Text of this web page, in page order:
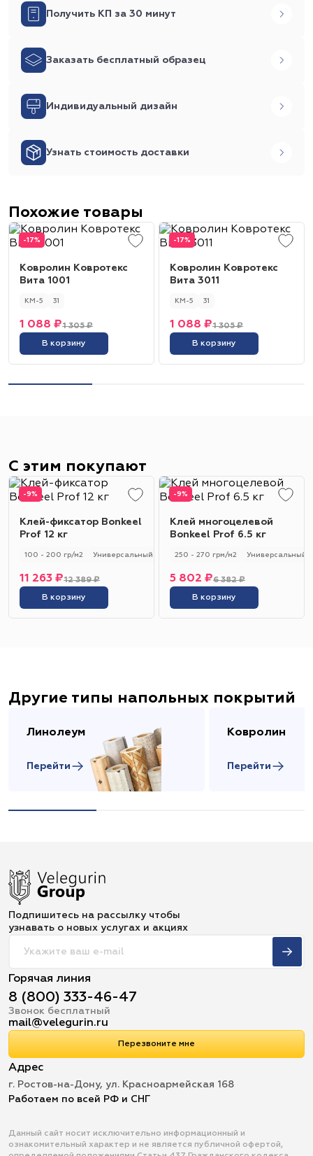
Получить КП за 30 минут
Заказать бесплатный образец
Индивидуальный дизайн
Узнать стоимость доставки
Похожие товары
-17%
Ковролин Ковротекс
Вита 1001
КМ-5 31
1 305 ₽
1 088 ₽
В корзину
-17%
Ковролин Ковротекс
Вита 3011
КМ-5 31
1 305 ₽
1 088 ₽
В корзину
С этим покупают
-9%
Клей-фиксатор Bonkeel
Prof 12 кг
100 - 200 гр/м2 Универсальный
12 389 ₽
11 263 ₽
В корзину
-9%
Клей многоцелевой
Bonkeel Prof 6.5 кг
250 - 270 грм/м2 Универсальный
6 382 ₽
5 802 ₽
В корзину
Другие типы напольных покрытий
Линолеум
Перейти
Ковролин
Перейти
Подпишитесь на рассылку чтобы
узнавать о новых услугах и акциях
Горячая линия
8 (800) 333-46-47
Звонок бесплатный
mail@velegurin.ru
Перезвоните мне
Адрес
г. Ростов-на-Дону, ул. Красноармейская 168
Работаем по всей РФ и СНГ
Данный сайт носит исключительно информационный и
ознакомительный характер и не является публичной офертой,